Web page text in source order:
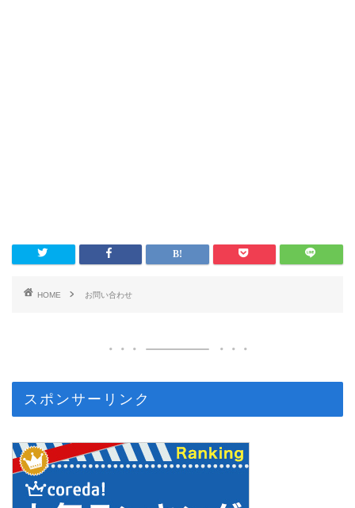
HOME お問い合わせ
スポンサーリンク